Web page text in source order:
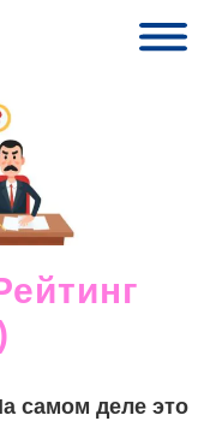
самом деле это